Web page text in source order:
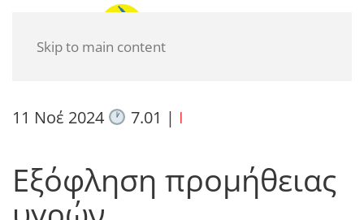
Skip to main content
11 Νοέ 2024 7.01 | I
Εξόφληση προμήθειας